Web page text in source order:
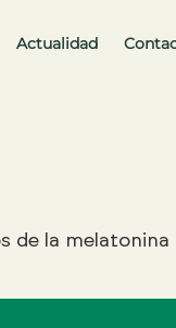
Actualidad
la